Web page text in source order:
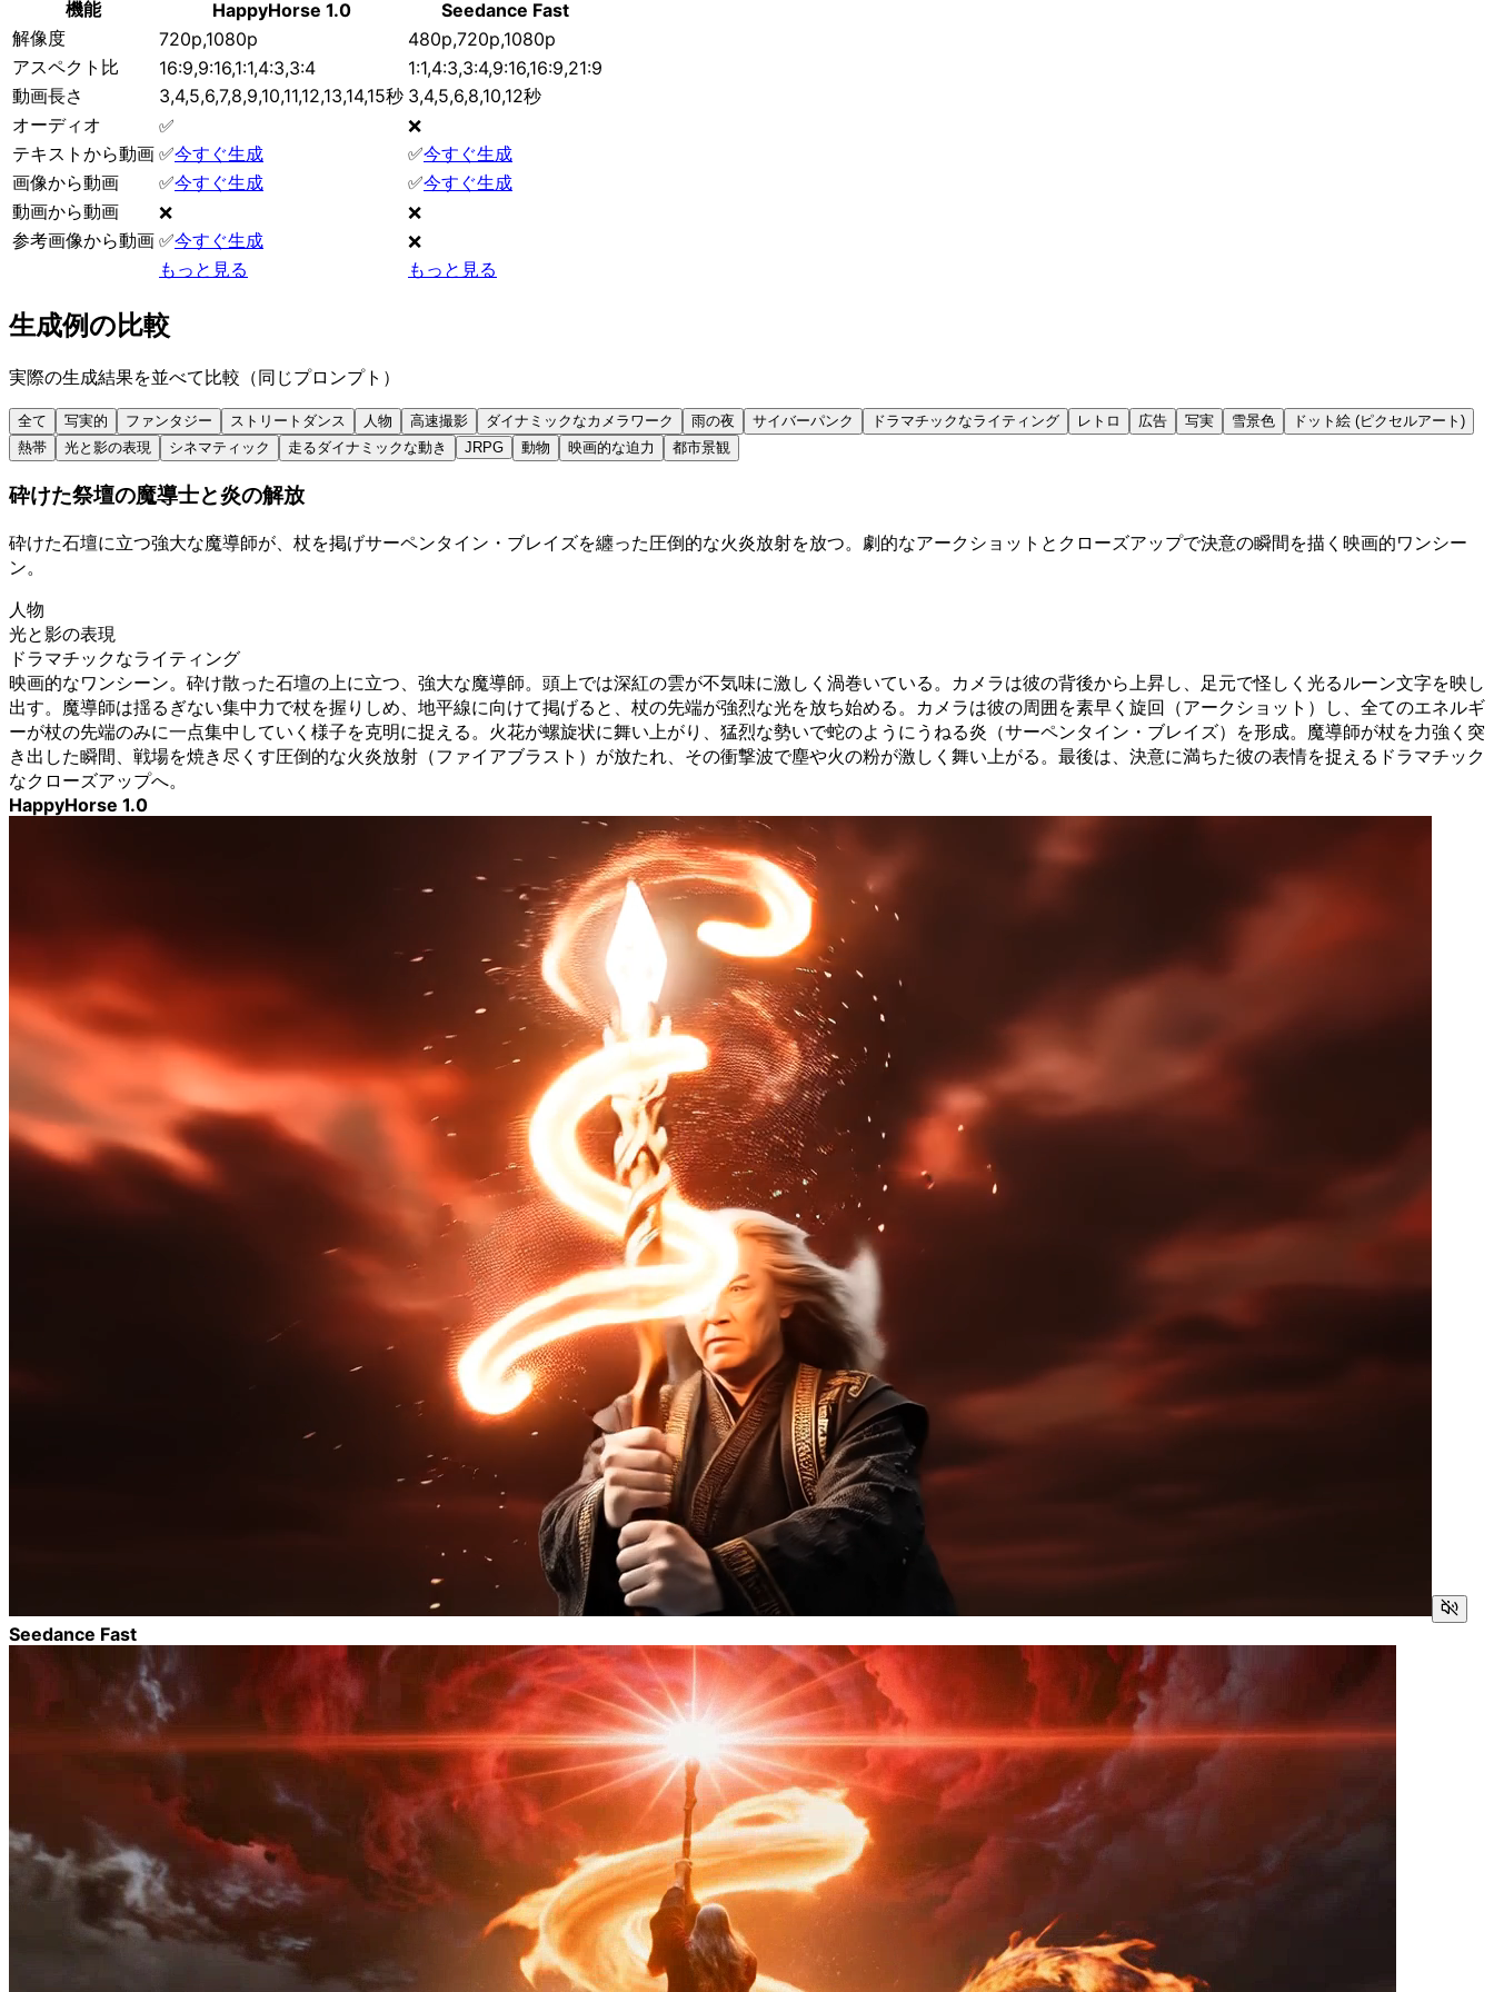
機能 HappyHorse 1.0
Seedance Fast
解像度
720p,1080p
480p,720p,1080p
アスペクト比
16:9,9:16,1:1,4:3,3:4
1:1,4:3,3:4,9:16,16:9,21:9
動画長さ
3,4,5,6,7,8,9,10,11,12,13,14,15秒 3,4,5,6,8,10,12秒
オーディオ
✅
❌
テキストから動画 ✅今すぐ生成 ✅今すぐ生成
画像から動画
✅今すぐ生成 ✅今すぐ生成
動画から動画
❌
❌
参考画像から動画 ✅今すぐ生成
❌
もっと見る
もっと見る
生成例の比較
実際の生成結果を並べて比較（同じプロンプト）
全て 写実的 ファンタジー ストリートダンス 人物 高速撮影 ダイナミックなカメラワーク 雨の夜 サイバーパンク ドラマチックなライティング レトロ 広告 写実 雪景色
ドット絵 (ピクセルアート)
熱帯
光と影の表現 シネマティック 走るダイナミックな動き JRPG 動物 映画的な迫力 都市景観
砕けた祭壇の魔導士と炎の解放
砕けた石壇に立つ強大な魔導師が、杖を掲げサーペンタイン・ブレイズを纏った圧倒的な火炎放射を放つ。劇的なアークショットとクローズアップで決意の瞬間を描く映画的ワンシー
ン。
人物
光と影の表現
ドラマチックなライティング
映画的なワンシーン。砕け散った石壇の上に立つ、強大な魔導師。頭上では深紅の雲が不気味に激しく渦巻いている。カメラは彼の背後から上昇し、足元で怪しく光るルーン文字を映し
出す。魔導師は揺るぎない集中力で杖を握りしめ、地平線に向けて掲げると、杖の先端が強烈な光を放ち始める。カメラは彼の周囲を素早く旋回（アークショット）し、全てのエネルギ
ーが杖の先端のみに一点集中していく様子を克明に捉える。火花が螺旋状に舞い上がり、猛烈な勢いで蛇のようにうねる炎（サーペンタイン・ブレイズ）を形成。魔導師が杖を力強く突
き出した瞬間、戦場を焼き尽くす圧倒的な火炎放射（ファイアブラスト）が放たれ、その衝撃波で塵や火の粉が激しく舞い上がる。最後は、決意に満ちた彼の表情を捉えるドラマチック
なクローズアップへ。
HappyHorse 1.0
Seedance Fast